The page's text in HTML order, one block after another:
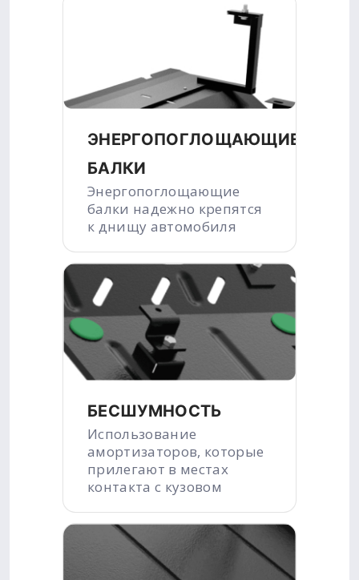
ЭНЕРГОПОГЛОЩАЮЩИЕ
БАЛКИ
Энергопоглощающие
балки надежно крепятся
к днищу автомобиля
БЕСШУМНОСТЬ
Использование
амортизаторов, которые
прилегают в местах
контакта с кузовом